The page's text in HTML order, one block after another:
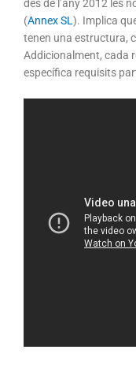
des de l’any 2012 les
(Annex SL ). Implica
tenen una estructura,
Addicionalment, cada
específica requisits